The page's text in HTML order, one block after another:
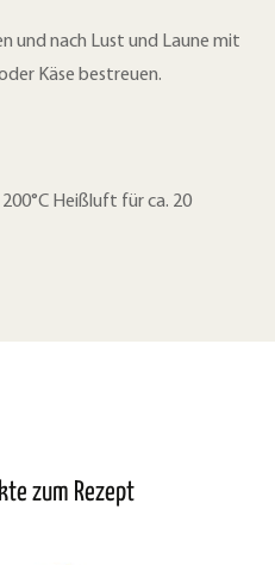
und nach Lust und Laune mit
Käse bestreuen.
Heißluft für ca. 20
zum Rezept